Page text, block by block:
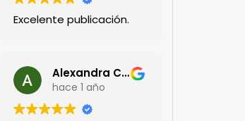
Excelente publicación.
Alexandra Castillo
hace 1 año